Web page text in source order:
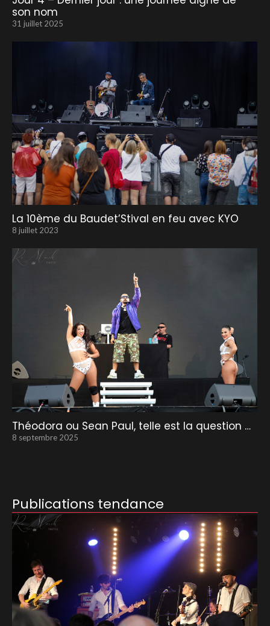
son nom
31 juillet 2025
La 10ème du Baudet’Stival en feu avec KYO
8 juillet 2023
Théodora ou Sean Paul, telle est la question …
8 septembre 2025
Publications tendance